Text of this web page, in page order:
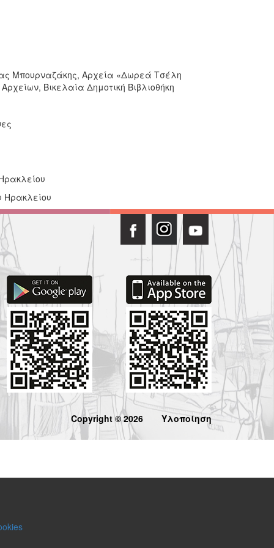
Μπουρναζάκης, Αρχεία «Δωρεά Τσέλη
Βικελαία Δημοτική Βιβλιοθήκη
Ηρακλείου
Copyright © 2026 Υλοποίηση